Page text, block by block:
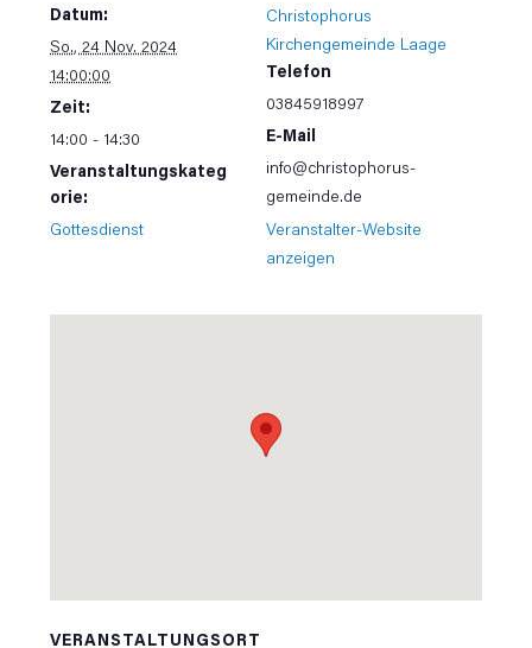
Datum:
So., 24 Nov. 2024
14:00:00
Zeit:
14:00 - 14:30
Veranstaltungskateg
orie:
Gottesdienst
Christophorus
Kirchengemeinde Laage
Telefon
03845918997
E-Mail
info@christophorus-
gemeinde.de
Veranstalter-Website
anzeigen
VERANSTALTUNGSORT